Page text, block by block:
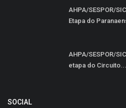
AHPA/SESPOR/
Etapa do
AHPA/SESPOR/
etapa do Circuito...
SOCIAL